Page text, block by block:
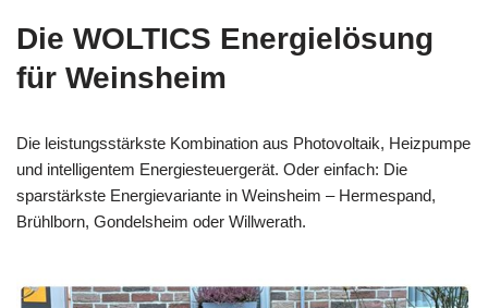
Die WOLTICS Energielösung
für Weinsheim
Die leistungsstärkste Kombination aus Photovoltaik, Heizpumpe
und intelligentem Energiesteuergerät. Oder einfach: Die
sparstärkste Energievariante in Weinsheim – Hermespand,
Brühlborn, Gondelsheim oder Willwerath.